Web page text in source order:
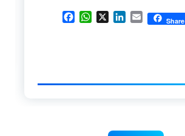
Facebook
WhatsApp
X LinkedIn
EmailShare